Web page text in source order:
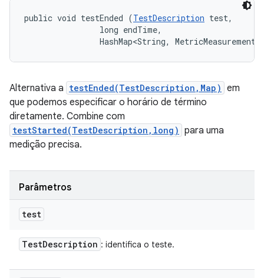
public void testEnded (TestDescription test,
                long endTime,
HashMap<String,
Alternativa a testEnded(TestDescription,Map) em
que podemos especificar o horário de término
diretamente. Combine com
testStarted(TestDescription,long) para uma
medição precisa.
Parâmetros
test
TestDescription : identifica o teste.